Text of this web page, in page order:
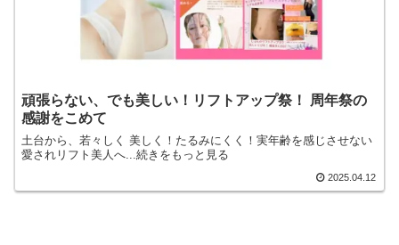
頑張らない、でも美しい！リフトアップ祭！ 周年祭の
感謝をこめて
土台から、若々しく 美しく！たるみにくく！実年齢を感じさせない
愛されリフト美人へ...続きをもっと見る
2025.04.12